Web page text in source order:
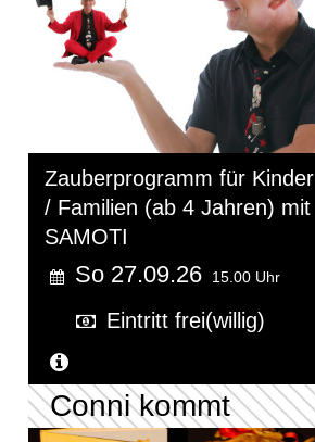
Zauberprogramm für Kinder
/ Familien (ab 4 Jahren) mit
SAMOTI
So 27.09.26 15.00 Uhr
Eintritt frei(willig)
Conni kommt